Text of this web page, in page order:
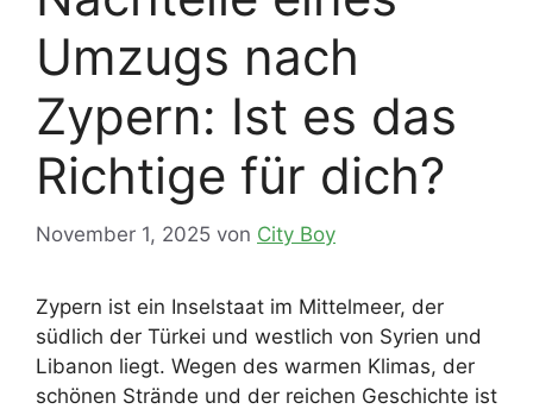
Umzugs nach
Zypern: Ist es das
Richtige für dich?
November 1, 2025 von City Boy
Zypern ist ein Inselstaat im Mittelmeer, der
südlich der Türkei und westlich von Syrien und
Libanon liegt. Wegen des warmen Klimas, der
schönen Strände und der reichen Geschichte ist